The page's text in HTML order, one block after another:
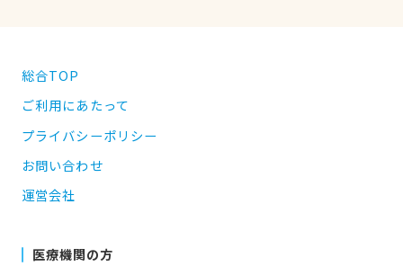
総合TOP
ご利用にあたって
プライバシーポリシー
お問い合わせ
運営会社
医療機関の方